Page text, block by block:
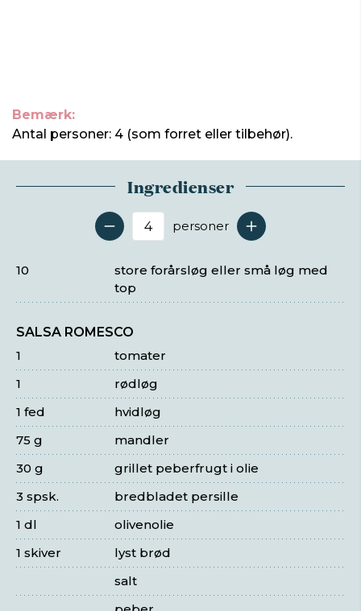
Bemærk:
Antal personer: 4 (som forret eller tilbehør).
Ingredienser
Antal serveringer
personer
store forårsløg eller små løg med
top
10
SALSA ROMESCO
tomater
1
rødløg
1
hvidløg
1 fed
mandler
75 g
grillet peberfrugt i olie
30 g
bredbladet persille
3 spsk.
olivenolie
1 dl
lyst brød
1 skiver
salt